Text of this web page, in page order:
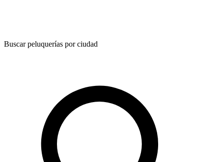
Buscar peluquerías por ciudad